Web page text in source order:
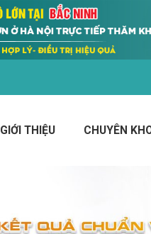
GIỚI THIỆU CHUYÊN